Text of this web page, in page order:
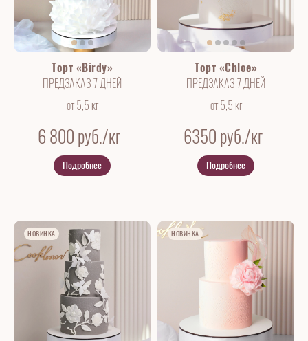
Торт «Birdy»
ПРЕДЗАКАЗ 7 ДНЕЙ
от 5,5 кг
6 800 руб./кг
Подробнее
Торт «Chloe»
ПРЕДЗАКАЗ 7 ДНЕЙ
от 5,5 кг
6350 руб./кг
Подробнее
НОВИНКА НОВИНКА